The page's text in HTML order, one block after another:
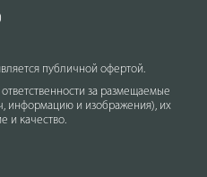
публичной офертой.
за размещаемые
информацию и изображения), их
и качество.